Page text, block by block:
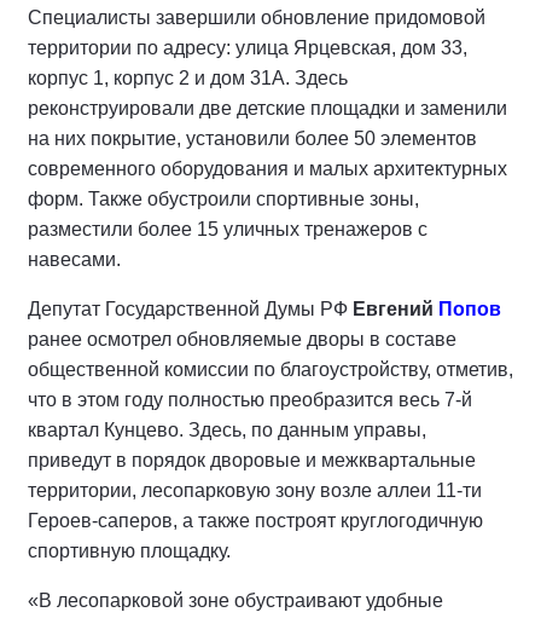
Специалисты завершили обновление придомовой
территории по адресу: улица Ярцевская, дом 33,
корпус 1, корпус 2 и дом 31А. Здесь
реконструировали две детские площадки и заменили
на них покрытие, установили более 50 элементов
современного оборудования и малых архитектурных
форм. Также обустроили спортивные зоны,
разместили более 15 уличных тренажеров с
навесами.
Депутат Государственной Думы РФ Евгений Попов
ранее осмотрел обновляемые дворы в составе
общественной комиссии по благоустройству, отметив,
что в этом году полностью преобразится весь 7-й
квартал Кунцево. Здесь, по данным управы,
приведут в порядок дворовые и межквартальные
территории, лесопарковую зону возле аллеи 11-ти
Героев-саперов, а также построят круглогодичную
спортивную площадку.
«В лесопарковой зоне обустраивают удобные